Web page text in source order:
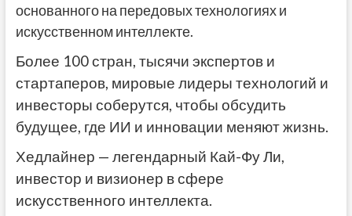
основанного на передовых технологиях и
искусственном интеллекте.
Более 100 стран, тысячи экспертов и
стартаперов, мировые лидеры технологий и
инвесторы соберутся, чтобы обсудить
будущее, где ИИ и инновации меняют жизнь.
Хедлайнер — легендарный Кай-Фу Ли,
инвестор и визионер в сфере
искусственного интеллекта.